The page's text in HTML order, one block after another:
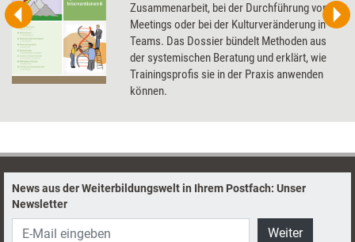
Zusammenarbeit, bei der Durchführung von
Meetings oder bei der Kulturveränderung in
Teams. Das Dossier bündelt Methoden aus
der systemischen Beratung und erklärt, wie
Trainingsprofis sie in der Praxis anwenden
können.
News aus der Weiterbildungswelt in Ihrem Postfach: Unser
Newsletter
Weiter